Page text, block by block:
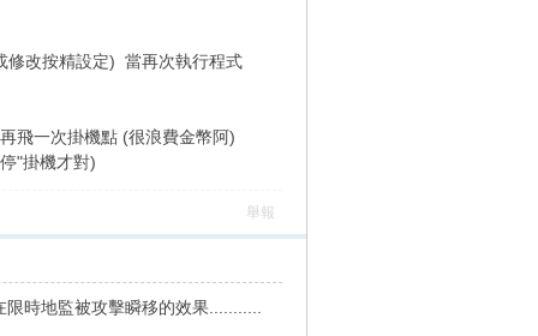
修改按精設定) 當再次執行程式
飛一次掛機點 (很浪費金幣阿)
"掛機才對)
舉報
時地監被攻擊瞬移的效果...........